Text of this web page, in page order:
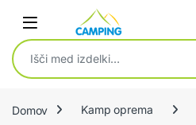
Išči:
Domov Kamp oprema